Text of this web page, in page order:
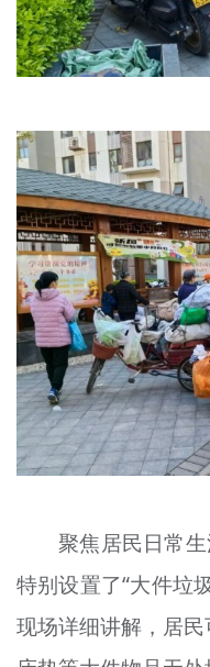
聚焦居民日常
特别设置了“大件垃
现场详细讲解，居民